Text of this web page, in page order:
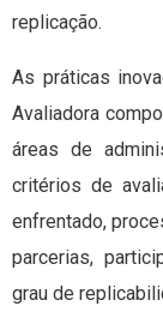
replicação.
As práticas
Avaliadora
áreas de
critérios de
enfrentado,
parcerias,
grau de